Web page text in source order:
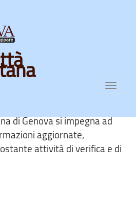
di Genova si impegna ad
aggiornate,
attività di verifica e di